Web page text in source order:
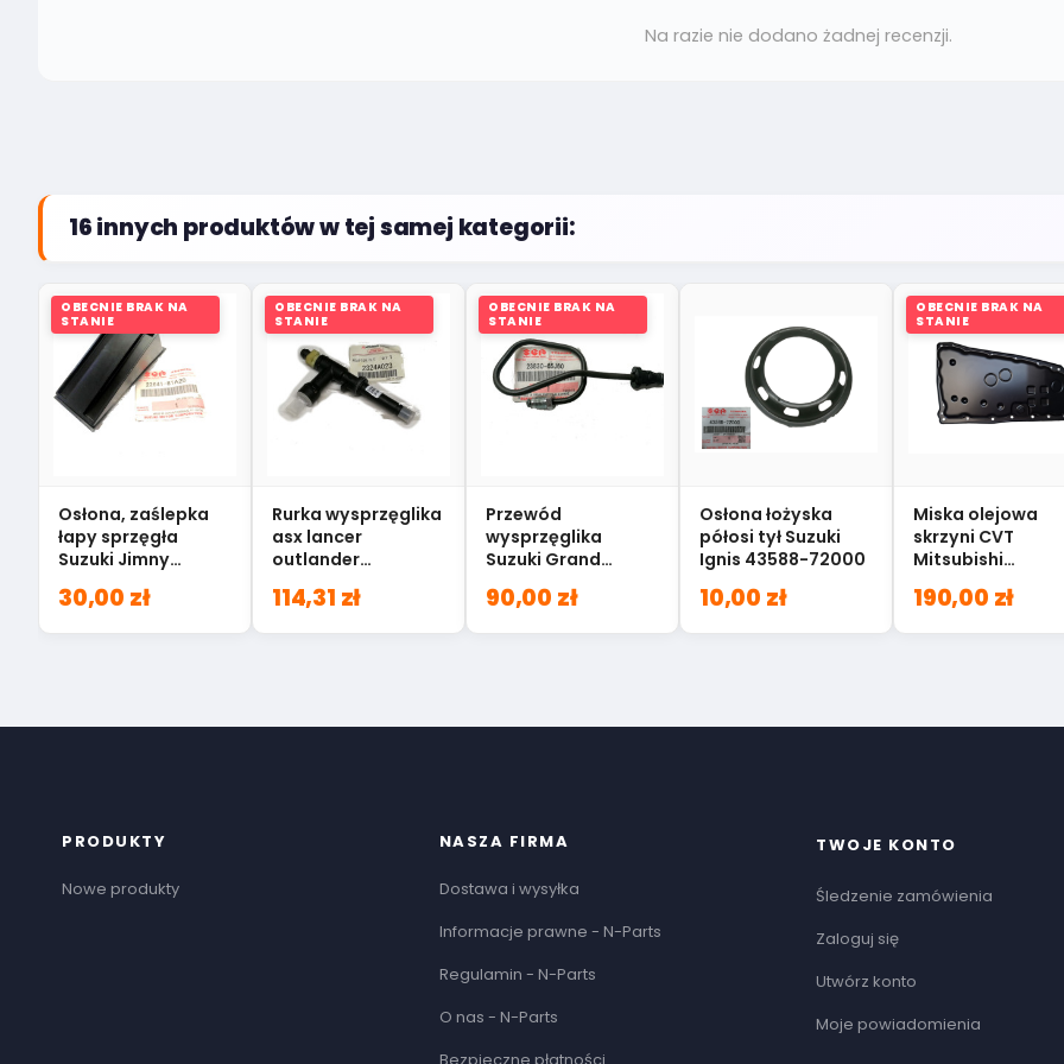
Na razie nie dodano żadnej recenzji.
16 innych produktów w tej samej kategorii:
OBECNIE BRAK NA
STANIE
Osłona, zaślepka
łapy sprzęgła
Suzuki Jimny
30,00 zł
OBECNIE BRAK NA
STANIE
Rurka wysprzęglika
asx lancer
outlander
114,31 zł
OBECNIE BRAK NA
STANIE
Przewód
wysprzęglika
Suzuki Grand
65J60
90,00 zł
Osłona łożyska
półosi tył Suzuki
Ignis 43588-72000
10,00 zł
OBECNIE BRAK NA
STANIE
Miska olejowa
skrzyni CVT
Mitsubishi
2705A048
190,00 zł
PRODUKTY
Nowe produkty
NASZA FIRMA
Dostawa i wysyłka
Informacje prawne - N-Parts
Regulamin - N-Parts
O nas - N-Parts
TWOJE KONTO
Śledzenie zamówienia
Zaloguj się
Utwórz konto
Moje powiadomienia